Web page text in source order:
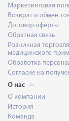
Маркетинговая
Возврат и обмен
Договор оферты
Обратная связь
Розничная
медицинского
Обработка
Согласие на
О нас
О компании
История
Команда